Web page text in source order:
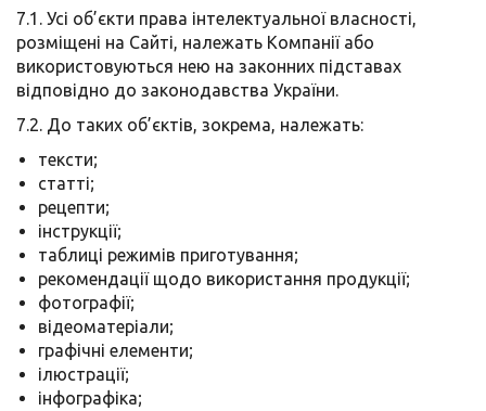
7.1. Усі об’єкти права інтелектуальної власності,
розміщені на Сайті, належать Компанії або
використовуються нею на законних підставах
відповідно до законодавства України.
7.2. До таких об’єктів, зокрема, належать:
тексти;
статті;
рецепти;
інструкції;
таблиці режимів приготування;
рекомендації щодо використання продукції;
фотографії;
відеоматеріали;
графічні елементи;
ілюстрації;
інфографіка;